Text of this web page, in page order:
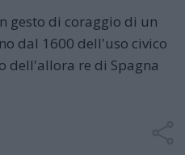
gesto di coraggio di un
dal 1600 dell'uso civico
dell'allora re di Spagna